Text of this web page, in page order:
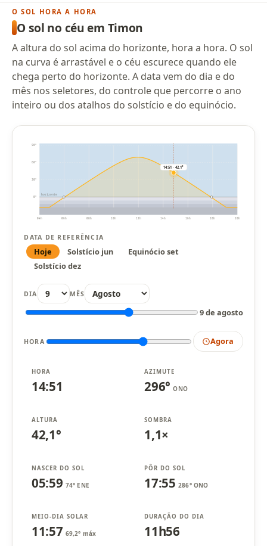
O SOL HORA A HORA
O sol no céu em Timon
A altura do sol acima do horizonte, hora a hora. O sol
na curva é arrastável e o céu escurece quando ele
chega perto do horizonte. A data vem do dia e do
mês nos seletores, do controle que percorre o ano
inteiro ou dos atalhos do solstício e do equinócio.
0°
30°
60°
90°
horizonte
04h 06h 08h 10h 12h 14h 16h 18h 20h
14:51 · 42,1°
DATA DE REFERÊNCIA
Hoje Solstício jun
Equinócio set
Solstício dez
DIA MÊS
9 de agosto
HORA Agora
HORA
14:51
AZIMUTE
296°ONO
ALTURA
42,1°
SOMBRA
1,1×
NASCER DO SOL
05:59 74° ENE
PÔR DO SOL
17:55 286° ONO
MEIO-DIA SOLAR
11:57 69,2° máx
DURAÇÃO DO DIA
11h56